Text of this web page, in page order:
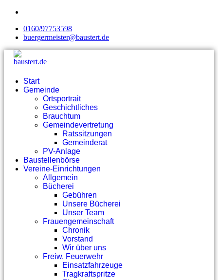
0160/97753598
buergermeister@baustert.de
Start
Gemeinde
Ortsportrait
Geschichtliches
Brauchtum
Gemeindevertretung
Ratssitzungen
Gemeinderat
PV-Anlage
Baustellenbörse
Vereine-Einrichtungen
Allgemein
Bücherei
Gebühren
Unsere Bücherei
Unser Team
Frauengemeinschaft
Chronik
Vorstand
Wir über uns
Freiw. Feuerwehr
Einsatzfahrzeuge
Tragkraftspritze